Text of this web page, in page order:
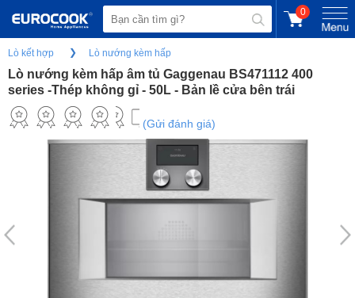
0
Lò kết hợp Lò nướng kèm hấp
Lò nướng kèm hấp âm tủ Gaggenau BS471112 400
series -Thép không gỉ - 50L - Bản lề cửa bên trái
(Gửi đánh giá)